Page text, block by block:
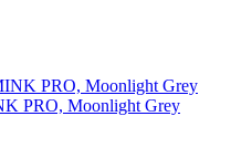
PRO, Moonlight Grey